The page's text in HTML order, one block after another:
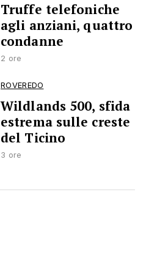
Truffe telefoniche
agli anziani, quattro
condanne
2 ore
ROVEREDO
Wildlands 500, sfida
estrema sulle creste
del Ticino
3 ore